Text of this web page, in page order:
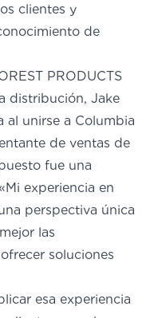
clientes y
de
PRODUCTS
distribución, Jake
al unirse a Columbia
de ventas de
fue una
experiencia en
perspectiva única
las
soluciones
esa experiencia